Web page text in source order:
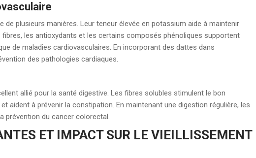
plusieurs manières. Leur teneur élevée en potassium aide à maintenir
les antioxydants et les certains composés phénoliques supportent
de maladies cardiovasculaires. En incorporant des dattes dans
des pathologies cardiaques.
allié pour la santé digestive. Les fibres solubles stimulent le bon
aident à prévenir la constipation. En maintenant une digestion régulière, les
prévention du cancer colorectal.
ET IMPACT SUR LE VIEILLISSEMENT